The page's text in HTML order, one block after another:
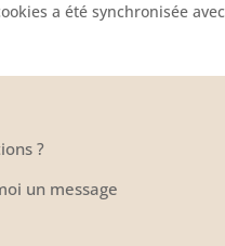
a été synchronisée
?
un message